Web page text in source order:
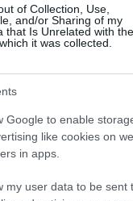
of Collection, Use,
and/or Sharing of my
that Is Unrelated with the
it was collected.
Google to enable
like cookies on
in apps.
my user data to be sent
AMI TETSZETT
NEM